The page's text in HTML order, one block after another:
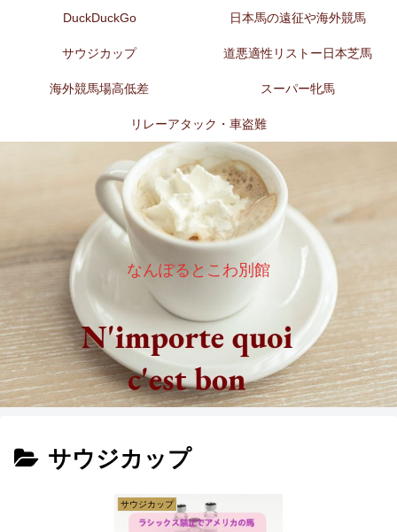
なんぽるとこわ別館
DuckDuckGo 日本馬の遠征や海外競馬
サウジカップ 道悪適性リストー日本芝馬
海外競馬場高低差 スーパー牝馬
リレーアタック・車盗難
サウジカップ
サウジカップ